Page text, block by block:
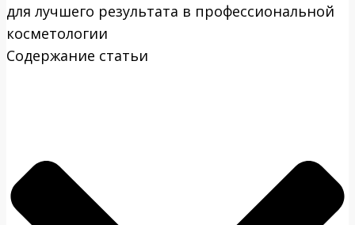
для лучшего результата в профессиональной
косметологии
Содержание статьи